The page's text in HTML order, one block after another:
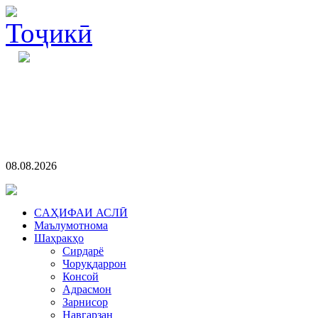
08.08.2026
CАҲИФАИ АСЛӢ
Маълумотнома
Шаҳракҳо
Сирдарё
Чоруқдаррон
Консой
Адрасмон
Зарнисор
Навгарзан